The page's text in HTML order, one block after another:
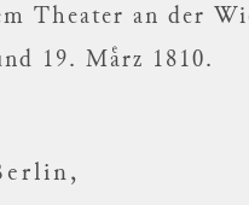
Theater an der
19. Maͤrz 1810.